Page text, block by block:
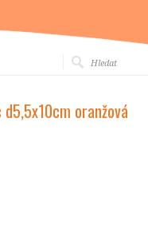
d5,5x10cm oranžová